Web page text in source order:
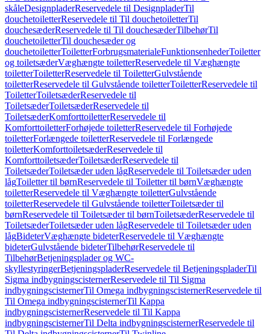
skåleDesignpladerReservedele til DesignpladerTil
douchetoiletterReservedele til Til douchetoiletterTil
douchesæderReservedele til Til douchesæderTilbehørTil
douchetoiletterTil douchesæder og
douchetoiletterToiletterForbrugsmaterialeFunktionsenhederToiletter
og toiletsæderVæghængte toiletterReservedele til Væghængte
toiletterToiletterReservedele til ToiletterGulvstående
toiletterReservedele til Gulvstående toiletterToiletterReservedele til
ToiletterToiletsæderReservedele til
ToiletsæderToiletsæderReservedele til
ToiletsæderKomforttoiletterReservedele til
KomforttoiletterForhøjede toiletterReservedele til Forhøjede
toiletterForlængede toiletterReservedele til Forlængede
toiletterKomforttoiletsæderReservedele til
KomforttoiletsæderToiletsæderReservedele til
ToiletsæderToiletsæder uden lågReservedele til Toiletsæder uden
lågToiletter til børnReservedele til Toiletter til børnVæghængte
toiletterReservedele til Væghængte toiletterGulvstående
toiletterReservedele til Gulvstående toiletterToiletsæder til
børnReservedele til Toiletsæder til børnToiletsæderReservedele til
ToiletsæderToiletsæder uden lågReservedele til Toiletsæder uden
lågBideterVæghængte bideterReservedele til Væghængte
bideterGulvstående bideterTilbehørReservedele til
TilbehørBetjeningsplader og WC-
skyllestyringerBetjeningspladerReservedele til BetjeningspladerTil
Sigma indbygningscisternerReservedele til Til Sigma
indbygningscisternerTil Omega indbygningscisternerReservedele til
Til Omega indbygningscisternerTil Kappa
indbygningscisternerReservedele til Til Kappa
indbygningscisternerTil Delta indbygningscisternerReservedele til